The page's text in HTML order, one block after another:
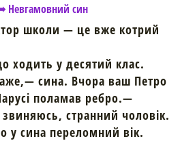
Невгамовний син
школи — це вже котрий
ходить у десятий клас.
сина. Вчора ваш Петро
поламав ребро.—
странний чоловік.
у сина переломний вік.